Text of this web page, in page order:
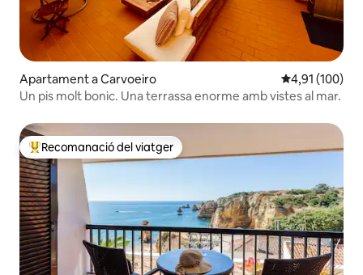
Apartament a Carvoeiro 4,91 de
4,91 (100)
Un pis molt bonic. Una terrassa enorme amb vistes al mar.
Principals recomanacions dels viatgers
Recomanació del viatger